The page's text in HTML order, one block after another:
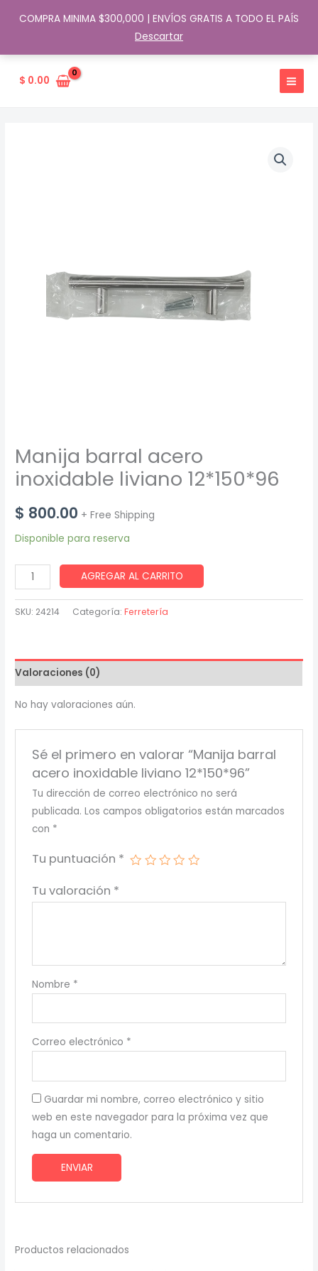
COMPRA MINIMA $300,000 | ENVÍOS GRATIS A TODO EL PAÍS
Descartar
$ 0.00
Manija barral acero
inoxidable liviano 12*150*96
$ 800.00 + Free Shipping
Disponible para reserva
Manija
barral
acero
12*150*96
cantidad
AGREGAR AL CARRITO
SKU: 24214 Categoría:Ferretería
Valoraciones (0)
No hay valoraciones aún.
Sé el primero en valorar “Manija barral
acero inoxidable liviano 12*150*96”
Tu dirección de correo electrónico no será
publicada. Los campos obligatorios están marcados
con *
Tu puntuación *
Tu valoración *
Nombre *
Correo electrónico *
Guardar mi nombre, correo electrónico y sitio
web en este navegador para la próxima vez que
haga un comentario.
Productos relacionados